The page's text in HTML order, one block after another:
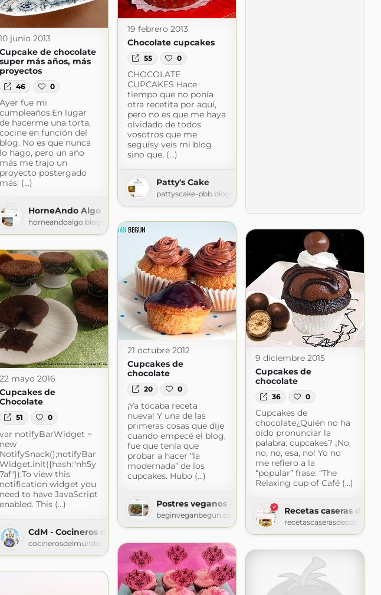
19 febrero 2013
Chocolate cupcakes
55 0
CHOCOLATE
CUPCAKES Hace
tiempo que no ponía
otra recetita por aquí,
pero no es que me haya
olvidado de todos
vosotros que me
seguísy veis mi blog
sino que, (...)
Patty's Cake
pattyscake-pbb.blogspot.com
10 junio 2013
Cupcake de chocolate
super más años, más
proyectos
46 0
Ayer fue mi
cumpleaños.En lugar
de hacerme una torta,
cocine en función del
blog. No es que nunca
lo hago, pero un año
más me trajo un
proyecto postergado
más: (...)
HorneAndo Algo
horneandoalgo.blogspot.com
21 octubre 2012
Cupcakes de
chocolate
20 0
¡Ya tocaba receta
nueva! Y una de las
primeras cosas que dije
cuando empecé el blog,
fue que tenía que
probar a hacer “la
modernada” de los
cupcakes. Hubo (...)
Postres veganos – BEGIN VEGAN BEGUN
beginveganbegun.es
9 diciembre 2015
Cupcakes de
chocolate
36 0
Cupcakes de
chocolate¿Quién no ha
oído pronunciar la
palabra: cupcakes? ¡No,
no, no, esa, no! Yo no
me refiero a la
“popular” frase: “The
Relaxing cup of Café (...)
Recetas caseras de
22 mayo 2016
Cupcakes de
Chocolate
51 0
var notifyBarWidget =
new
NotifySnack();notifyBar
Widget.init({hash:"nh5y
7af"});To view this
notification widget you
need to have JavaScript
enabled. This (...)
CdM - Cocineros del Mundo
cocinerosdelmundodegoogle.blogspot.com